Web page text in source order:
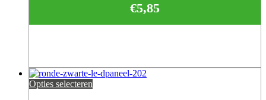
€5,85
Opties selecteren